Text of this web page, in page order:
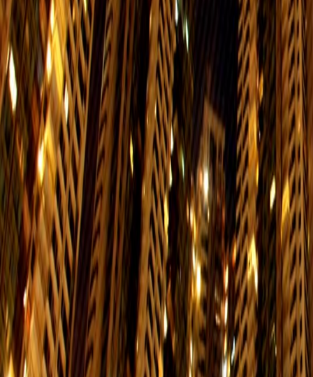
77 筲箕灣 → 田灣
星期一至五
星期
05:45-00:15
85 小西灣 (藍灣半島) → 北角碼頭
$3.7
星期一至五
星期
06:00-23:30
85 北角碼頭 → 小西灣 (藍灣半島)
$3.7
星期一至五
星期
06:00-00:00
99 海怡半島 → 筲箕灣
星期一至五
星期
06:20-00:00